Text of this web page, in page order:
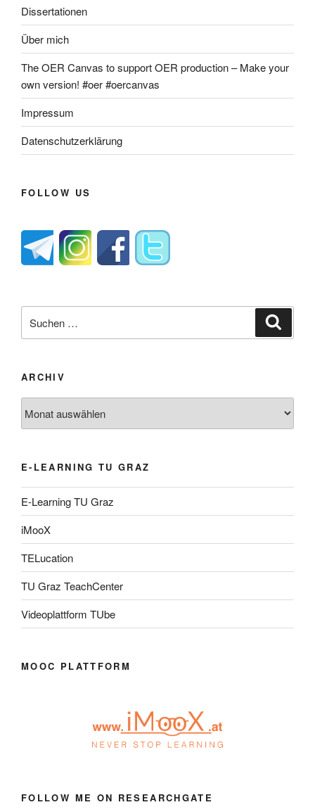
Dissertationen
Über mich
The OER Canvas to support OER production – Make your
own version! #oer #oercanvas
Impressum
Datenschutzerklärung
FOLLOW US
nach:
ARCHIV
E-LEARNING TU GRAZ
E-Learning TU Graz
iMooX
TELucation
TU Graz TeachCenter
Videoplattform TUbe
MOOC PLATTFORM
FOLLOW ME ON RESEARCHGATE